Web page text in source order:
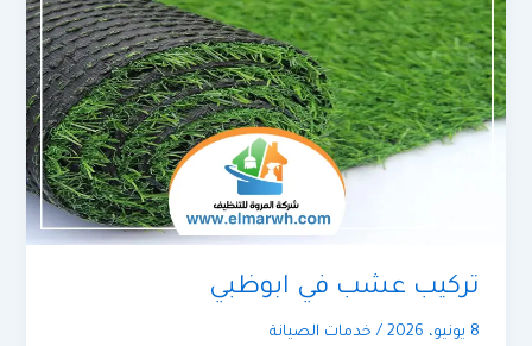
تركيب عشب في ابوظبي
8 يونيو، 2026 / خدمات الصيانة